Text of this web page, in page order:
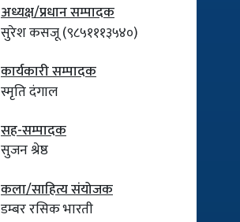
अध्यक्ष/प्रधान सम्पादक
सुरेश कसजू (९८५१११३५४०)
कार्यकारी सम्पादक
स्मृति दंगाल
सह-सम्पादक
सुजन श्रेष्ठ
कला/साहित्य संयोजक
डम्बर रसिक भारती